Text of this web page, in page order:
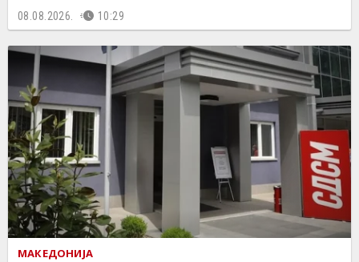
08.08.2026. 10:29
МАКЕДОНИЈА